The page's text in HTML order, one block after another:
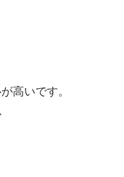
高いです。